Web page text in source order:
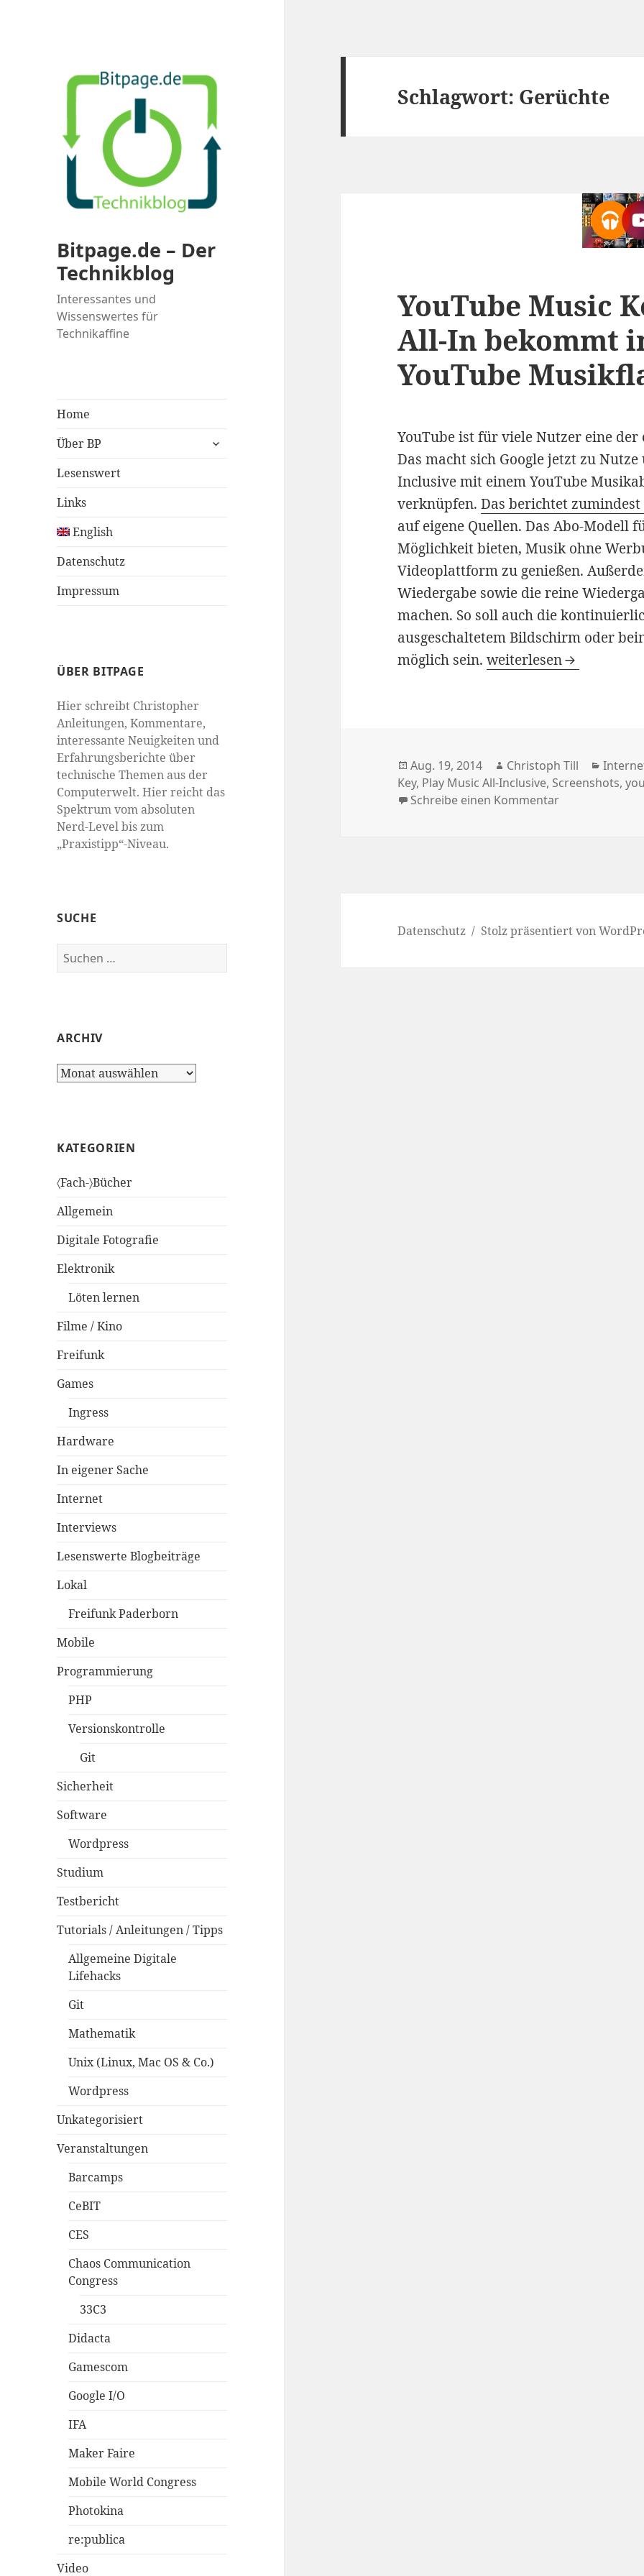
Bitpage.de – Der
Technikblog
Interessantes und
Wissenswertes für
Technikaffine
Home
Über BP
untermenü
Lesenswert
Links
English
Datenschutz
Impressum
ÜBER BITPAGE
Hier schreibt Christopher
Anleitungen, Kommentare,
interessante Neuigkeiten und
Erfahrungsberichte über
technische Themen aus der
Computerwelt. Hier reicht das
Spektrum vom absoluten
Nerd-Level bis zum
„Praxistipp“-Niveau.
SUCHE
Suchen
nach:
ARCHIV
Archiv
KATEGORIEN
〈Fach-〉Bücher
Allgemein
Digitale Fotografie
Elektronik
Löten lernen
Filme / Kino
Freifunk
Games
Ingress
Hardware
In eigener Sache
Internet
Interviews
Lesenswerte Blogbeiträge
Lokal
Freifunk Paderborn
Mobile
Programmierung
PHP
Versionskontrolle
Git
Sicherheit
Software
Wordpress
Studium
Testbericht
Tutorials / Anleitungen / Tipps
Allgemeine Digitale
Lifehacks
Git
Mathematik
Unix (Linux, Mac OS & Co.)
Wordpress
Unkategorisiert
Veranstaltungen
Barcamps
CeBIT
CES
Chaos Communication
Congress
33C3
Didacta
Gamescom
Google I/O
IFA
Maker Faire
Mobile World Congress
Photokina
re:publica
Video
Schlagwort: Gerüchte
YouTube Music
All-In bekommt
YouTube
YouTube ist für viele Nutzer eine
Das macht sich Google jetzt zu
Inclusive mit einem YouTube
verknüpfen.Das berichtet
auf eigene Quellen. Das Abo-Modell
Möglichkeit bieten, Musik ohne
Videoplattform zu genießen.
Wiedergabe sowie die reine
machen. So soll auch die
ausgeschaltetem Bildschirm oder
möglich sein.YouTube Music Key:
weiterlesen
Veröffentlicht
am
Aug. 19, 2014 Autor
Christoph Till
Key, Play Music All-Inclusive, Screenshots,
Schreibe einen Kommentarzu YouTube
Datenschutz Stolz präsentiert von